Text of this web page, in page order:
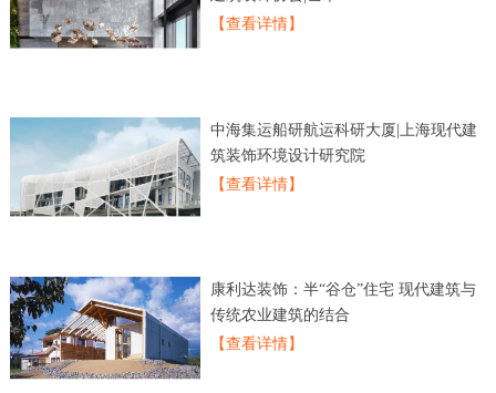
【查看详情】
中海集运船研航运科研大厦|上海现代建
筑装饰环境设计研究院
【查看详情】
康利达装饰：半“谷仓”住宅 现代建筑与
传统农业建筑的结合
【查看详情】